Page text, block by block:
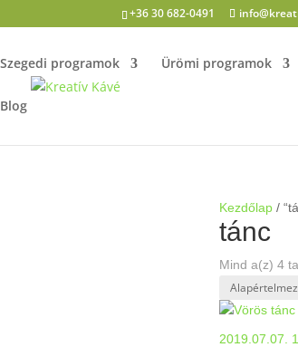
+36 30 682-0491
Szegedi programok Ürömi programok
Blog
Kezdőlap/
tánc
Mind a(z) 4
2019.07.07.